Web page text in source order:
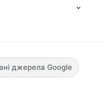
джерела Google